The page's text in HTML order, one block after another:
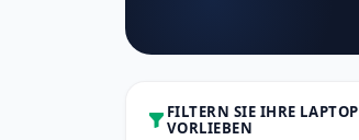
FILTERN SIE IHRE
VORLIEBEN